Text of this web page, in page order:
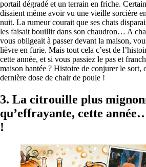
portail dégradé et un terrain en friche.
disaient même avoir vu une vieille sorcière
nuit. La rumeur courait que ses chats
les faisait bouillir dans son chaudron… A
vous obligeait à passer devant la maison,
lièvre en furie. Mais tout cela c’est de
cette année, et si vous passiez le pas et
maison hantée ? Histoire de conjurer le sort,
dernière dose de chair de poule !
3. La citrouille plus
qu’effrayante, cette
!